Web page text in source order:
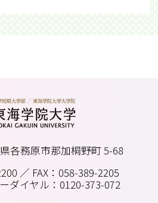
各務原市那加桐野町 5-68
／ FAX：058-389-2205
ダイヤル：0120-373-072